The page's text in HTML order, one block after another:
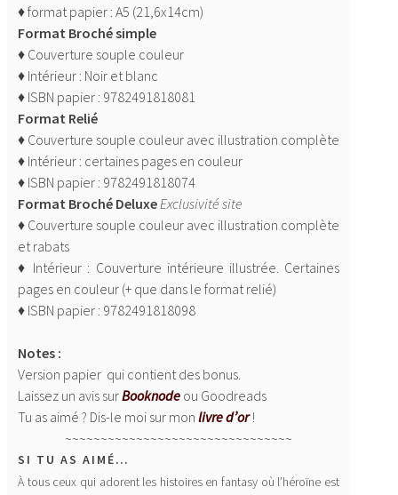
♦ format papier : A5 (21,6x14cm)
Format Broché simple
♦ Couverture souple couleur
♦ Intérieur : Noir et blanc
♦ ISBN papier : 9782491818081
Format Relié
♦ Couverture souple couleur avec illustration complète
♦ Intérieur : certaines pages en couleur
♦ ISBN papier : 9782491818074
Format Broché DeluxeExclusivité site
♦ Couverture souple couleur avec illustration complète
et rabats
♦ Intérieur : Couverture intérieure illustrée. Certaines
pages en couleur (+ que dans le format relié)
♦ ISBN papier : 9782491818098
Notes :
Version papier qui contient des bonus.
Laissez un avis surBooknode ou Goodreads
Tu as aimé ? Dis-le moi sur mon livre d’or!
~~~~~~~~~~~~~~~~~~~~~~~~~~~~~~~~
SI TU AS AIMÉ…
À tous ceux qui adorent les histoires en fantasy où l’héroïne est